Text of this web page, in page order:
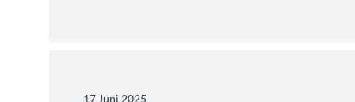
17 Juni 2025